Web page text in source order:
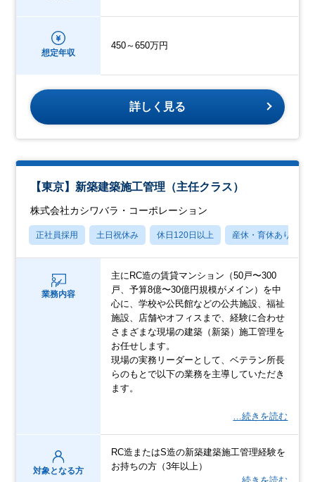
想定年収
450～650万円
詳しく見る
【東京】新築建築施工管理（主任クラス）
株式会社カシワバラ・コーポレーション
正社員採用 土日祝休み 休日120日以上 産休・育休あり
業務内容
主にRC造の賃貸マンション（50戸〜300
戸、予算8億〜30億円規模がメイン）を中
心に、学校や公民館などの公共施設、福祉
施設、店舗やオフィスまで、経験に合わせ
さまざまな現場の建築（新築）施工管理を
お任せします。
現場の実務リーダーとして、ベテラン所長
らのもとで以下の業務を主導していただき
ます。
…続きを読む
対象となる方
RC造またはS造の新築建築施工管理経験を
お持ちの方（3年以上）